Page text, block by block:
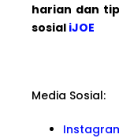
harian dan
sosial iJOE
Media Sosial: